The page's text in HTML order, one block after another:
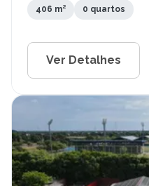
406 m² 0 quartos
Ver Detalhes